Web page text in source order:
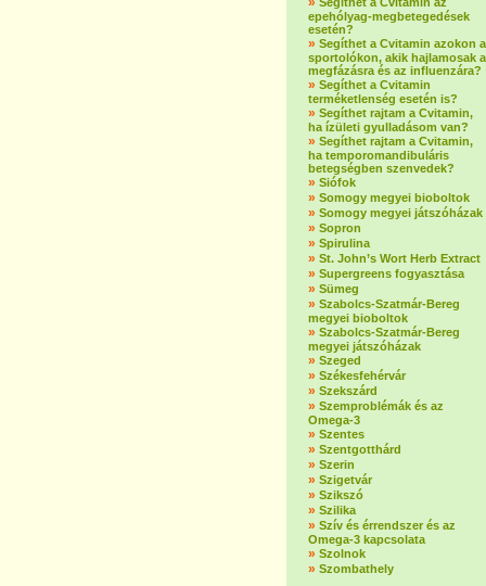
epehólyag-megbetegedések
esetén?
» Segíthet a Cvitamin azokon a
sportolókon, akik hajlamosak a
megfázásra és az influenzára?
» Segíthet a Cvitamin
terméketlenség esetén is?
» Segíthet rajtam a Cvitamin,
ha ízületi gyulladásom van?
» Segíthet rajtam a Cvitamin,
ha temporomandibuláris
betegségben szenvedek?
» Siófok
» Somogy megyei bioboltok
» Somogy megyei játszóházak
» Sopron
» Spirulina
» St. John’s Wort Herb Extract
» Supergreens fogyasztása
» Sümeg
» Szabolcs-Szatmár-Bereg
megyei bioboltok
» Szabolcs-Szatmár-Bereg
megyei játszóházak
» Szeged
» Székesfehérvár
» Szekszárd
» Szemproblémák és az
Omega-3
» Szentes
» Szentgotthárd
» Szerin
» Szigetvár
» Szikszó
» Szilika
» Szív és érrendszer és az
Omega-3 kapcsolata
» Szolnok
» Szombathely